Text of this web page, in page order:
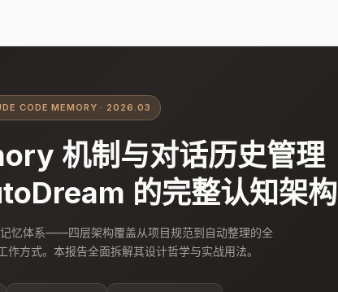
CODE MEMORY · 2026.03
机制与对话历史管理
的完整认知架构
忆体系——四层架构覆盖从项目规范到自动整理的全
方式。本报告全面拆解其设计哲学与实战用法。